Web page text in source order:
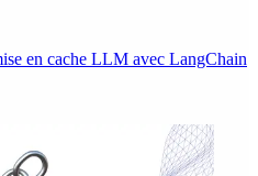
en cache LLM avec LangChain